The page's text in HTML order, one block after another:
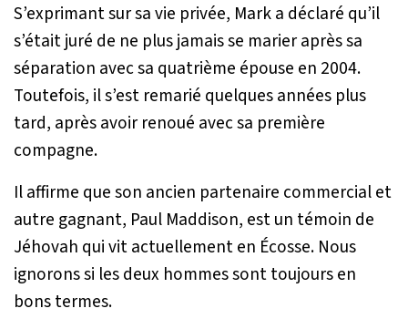
S’exprimant sur sa vie privée, Mark a déclaré qu’il
s’était juré de ne plus jamais se marier après sa
séparation avec sa quatrième épouse en 2004.
Toutefois, il s’est remarié quelques années plus
tard, après avoir renoué avec sa première
compagne.
Il affirme que son ancien partenaire commercial et
autre gagnant, Paul Maddison, est un témoin de
Jéhovah qui vit actuellement en Écosse. Nous
ignorons si les deux hommes sont toujours en
bons termes.